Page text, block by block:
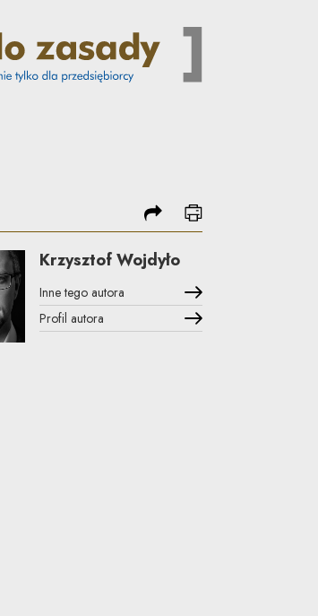
podziel się
drukuj
Krzysztof Wojdyło
Inne tego autora
Profil autora
Uwaga, link zostanie otwarty w nowym oknie